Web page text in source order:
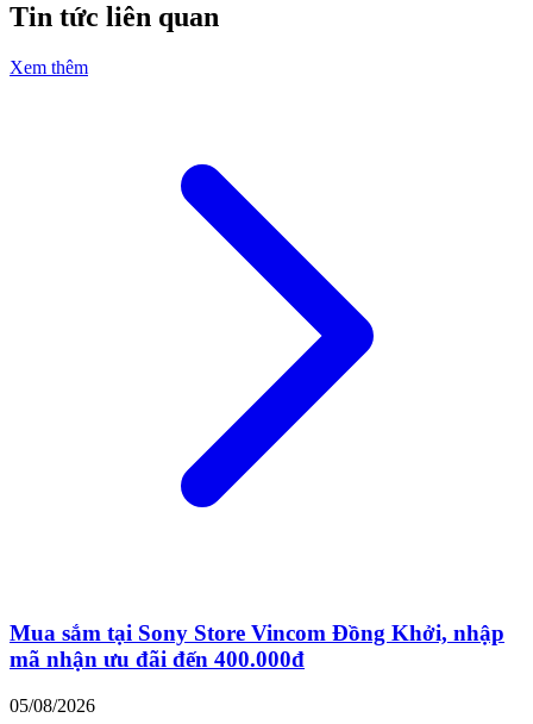
Tin tức liên quan
Xem thêm
Mua sắm tại Sony Store Vincom Đồng Khởi, nhập
mã nhận ưu đãi đến 400.000đ
05/08/2026